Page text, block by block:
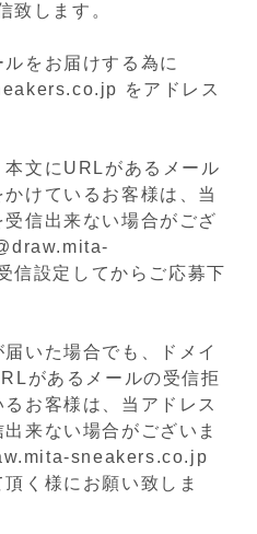
します。
をお届けする為に
をアドレス
文にURLがあるメール
けているお客様は、当
信出来ない場合がござ
設定してからご応募下
いた場合でも、ドメイ
があるメールの受信拒
お客様は、当アドレス
来ない場合がございま
sneakers.co.jp
く様にお願い致しま